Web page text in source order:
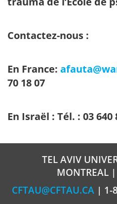
Contactez-nous :
En France:
70 18 07
En Israël : Tél. : 03 640
TEL AVIV
MONTREAL
CFTAU@CFTAU.CA | 1-